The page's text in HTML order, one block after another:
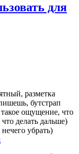
для
разметка
бутстрап
ощущение, что
делать дальше)
убрать)